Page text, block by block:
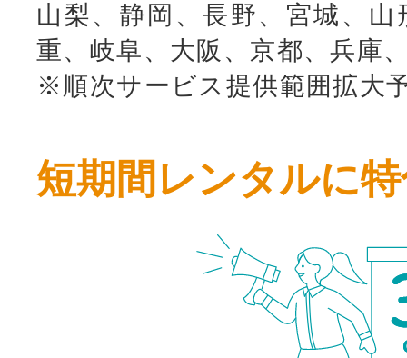
山梨、静岡、長野、宮城、
重、岐阜、大阪、京都、兵庫
※順次サービス提供範囲拡大
短期間レンタルに